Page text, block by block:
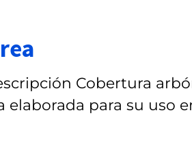
Cobertura
elaborada para su uso